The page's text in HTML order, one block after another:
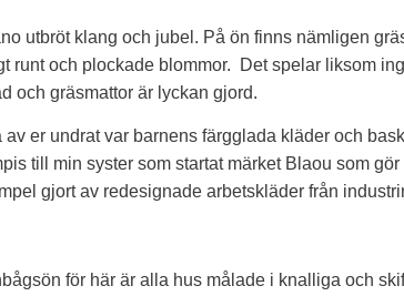
utbröt klang och jubel. På ön finns nämligen
runt och plockade blommor. Det spelar liksom
och gräsmattor är lyckan gjord.
av er undrat var barnens färgglada kläder och
till min syster som startat märket Blaou som
gjort av redesignade arbetskläder från
för här är alla hus målade i knalliga och